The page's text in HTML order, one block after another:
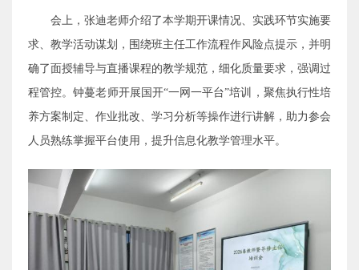
会上，张迪老师介绍了本学期开课情况、实践环节实施要
求、教学活动谋划，围绕班主任工作流程作风险点提示，并明
确了面授辅导与直播课程的教学规范，细化质量要求，强调过
程管控。钟蔓老师开展国开“一网一平台”培训，聚焦执行性培
养方案制定、作业批改、学习分析等操作进行讲解，助力参会
人员熟练掌握平台使用，提升信息化教学管理水平。